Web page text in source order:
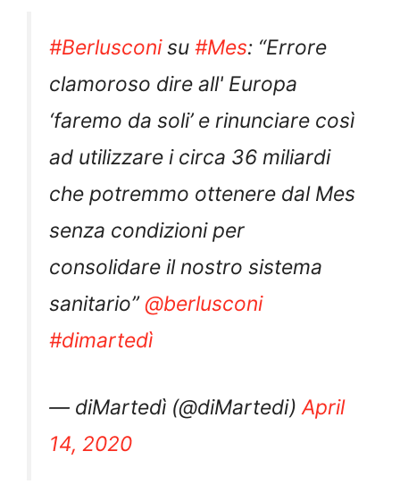
#Berlusconisu #Mes: “Errore
clamoroso dire all' Europa
‘faremo da soli’ e rinunciare così
ad utilizzare i circa 36 miliardi
che potremmo ottenere dal Mes
senza condizioni per
consolidare il nostro sistema
sanitario”@berlusconi
#dimartedì
— diMartedì (@diMartedi)April
14, 2020